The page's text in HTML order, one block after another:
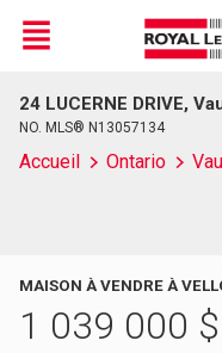
Live
En Direct
Menu
24 LUCERNE DRIVE,
NO. MLS® N13057134
Accueil Ontario
MAISON À VENDRE À
1 039 000 $